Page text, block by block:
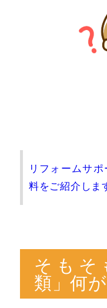
リフォームサ
料をご紹介しま
そもそ
類」何